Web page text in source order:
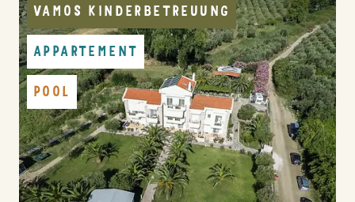
VAMOS KINDERBETREUUNG
APPARTEMENT
POOL